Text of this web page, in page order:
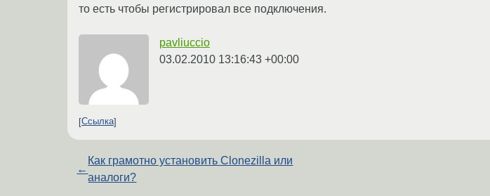
то есть чтобы регистрировал все подключения.
pavliuccio
03.02.2010 13:16:43 +00:00
Ссылка
←
Как грамотно установить Clonezilla или
аналоги?